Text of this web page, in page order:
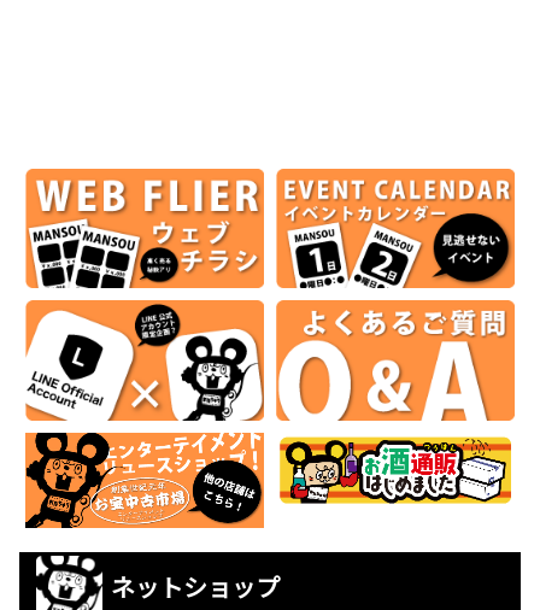
ネットショップ